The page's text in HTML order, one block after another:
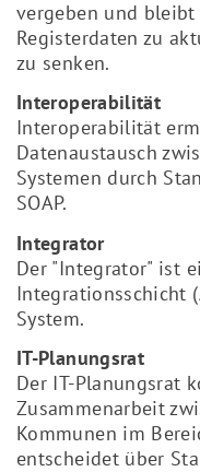
vergeben und
Registerdaten zu
zu senken.
Interoperabilität
Interoperabilität
Datenaustausch
Systemen durch
SOAP.
Integrator
Der "Integrator" ist
Integrationsschicht
System.
IT-Planungsrat
Der IT-Planungsrat
Zusammenarbeit
Kommunen im
entscheidet über